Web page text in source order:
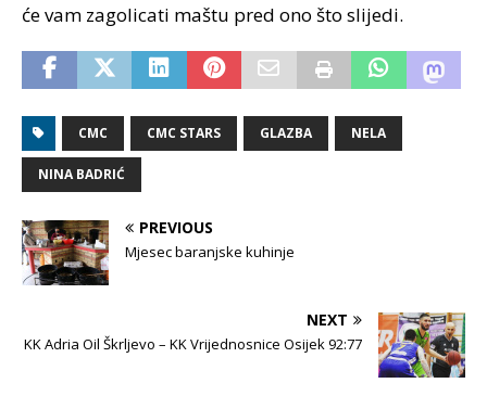
će vam zagolicati maštu pred ono što slijedi.
CMC CMC STARS GLAZBA NELA
NINA BADRIĆ
PREVIOUS
Mjesec baranjske kuhinje
NEXT
KK Adria Oil Škrljevo – KK Vrijednosnice Osijek 92:77